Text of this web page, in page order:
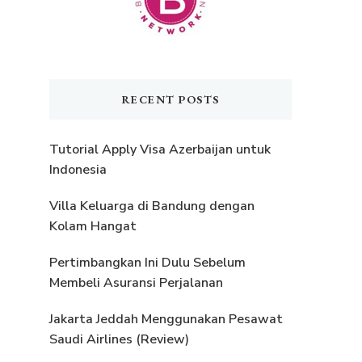
RECENT POSTS
Tutorial Apply Visa Azerbaijan untuk
Indonesia
Villa Keluarga di Bandung dengan
Kolam Hangat
Pertimbangkan Ini Dulu Sebelum
Membeli Asuransi Perjalanan
Jakarta Jeddah Menggunakan Pesawat
Saudi Airlines (Review)